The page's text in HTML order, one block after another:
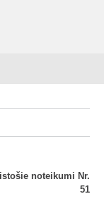
noteikumi Nr.
51